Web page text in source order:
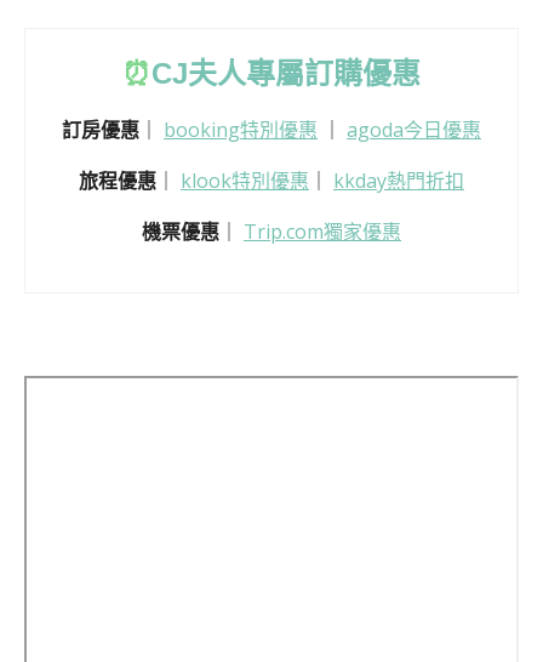
⏰CJ夫人專屬訂購優惠
訂房優惠 booking特別優惠
agoda今日優惠
旅程優惠
klook特別優惠
kkday熱門折扣
機票優惠 ｜ Trip.com獨家優惠